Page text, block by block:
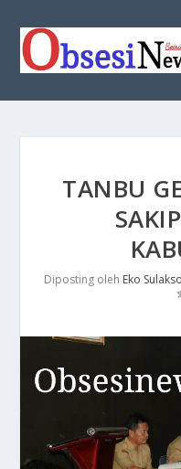
​TANBU
Diposting oleh Eko